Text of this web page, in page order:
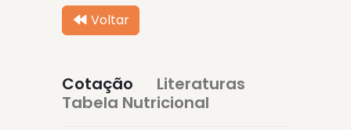
Voltar
Cotação
Literaturas
Tabela Nutricional